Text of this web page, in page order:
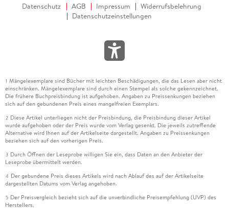
Datenschutz AGB Impressum
Widerrufsbelehrung
Datenschutzeinstellungen
1 Mängelexemplare sind Bücher mit leichten Beschädigungen, die das Lesen aber nicht
einschränken. Mängelexemplare sind durch einen Stempel als solche gekennzeichnet.
Die frühere Buchpreisbindung ist aufgehoben. Angaben zu Preissenkungen beziehen
sich auf den gebundenen Preis eines mangelfreien Exemplars.
2 Diese Artikel unterliegen nicht der Preisbindung, die Preisbindung dieser Artikel
wurde aufgehoben oder der Preis wurde vom Verlag gesenkt. Die jeweils zutreffende
Alternative wird Ihnen auf der Artikelseite dargestellt. Angaben zu Preissenkungen
beziehen sich auf den vorherigen Preis.
3 Durch Öffnen der Leseprobe willigen Sie ein, dass Daten an den Anbieter der
Leseprobe übermittelt werden.
4 Der gebundene Preis dieses Artikels wird nach Ablauf des auf der Artikelseite
dargestellten Datums vom Verlag angehoben.
5 Der Preisvergleich bezieht sich auf die unverbindliche Preisempfehlung (UVP) des
Herstellers.